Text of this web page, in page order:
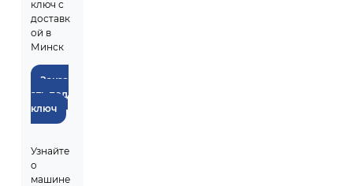
ключ с
доставк
ой в
Минск
Заказ
ать под
ключ
Узнайте
о
машине